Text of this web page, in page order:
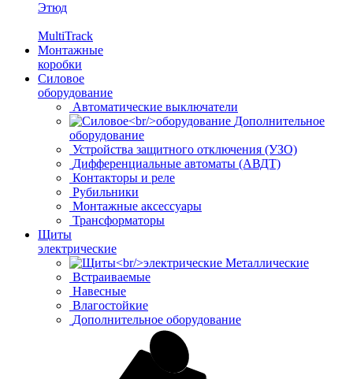
Этюд
MultiTrack
Монтажные
коробки
Силовое
оборудование
Автоматические выключатели
Дополнительное
оборудование
Устройства защитного отключения (УЗО)
Дифференциальные автоматы (АВДТ)
Контакторы и реле
Рубильники
Монтажные аксессуары
Трансформаторы
Щиты
электрические
Металлические
Встраиваемые
Навесные
Влагостойкие
Дополнительное оборудование